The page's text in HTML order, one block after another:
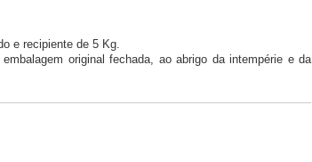
e recipiente de 5 Kg.
original fechada, ao abrigo da intempérie e da